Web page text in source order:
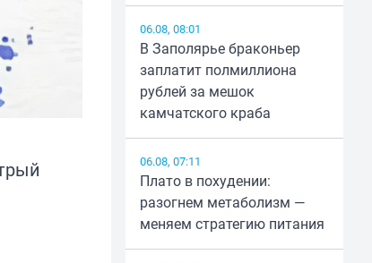
06.08, 08:01
В Заполярье браконьер
заплатит полмиллиона
рублей за мешок
камчатского краба
06.08, 07:11
Плато в похудении:
разогнем метаболизм —
меняем стратегию питания